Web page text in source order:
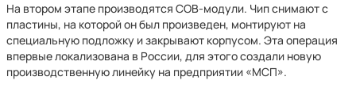
На втором этапе производятся COB-модули. Чип снимают с
пластины, на которой он был произведен, монтируют на
специальную подложку и закрывают корпусом. Эта операция
впервые локализована в России, для этого создали новую
производственную линейку на предприятии «МСП».